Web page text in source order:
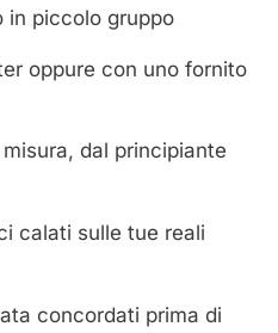
in piccolo gruppo
oppure con uno fornito
dal principiante
calati sulle tue reali
concordati prima di